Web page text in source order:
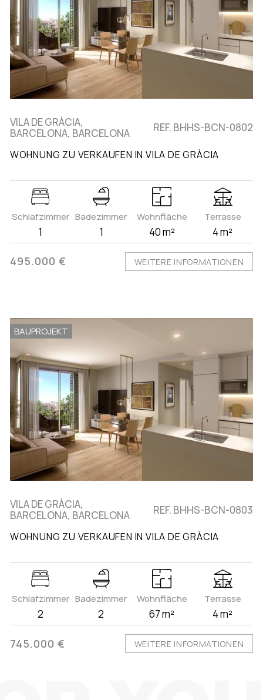
VILA DE GRÀCIA,
BARCELONA, BARCELONA
REF. BHHS-BCN-0802
WOHNUNG ZU VERKAUFEN IN VILA DE GRÀCIA
Schlafzimmer
1
Badezimmer
1
Wohnfläche
40 m²
Terrasse
4 m²
495.000 € WEITERE INFORMATIONEN
BAUPROJEKT
VILA DE GRÀCIA,
BARCELONA, BARCELONA
REF. BHHS-BCN-0803
WOHNUNG ZU VERKAUFEN IN VILA DE GRÀCIA
Schlafzimmer
2
Badezimmer
2
Wohnfläche
67 m²
Terrasse
4 m²
745.000 € WEITERE INFORMATIONEN